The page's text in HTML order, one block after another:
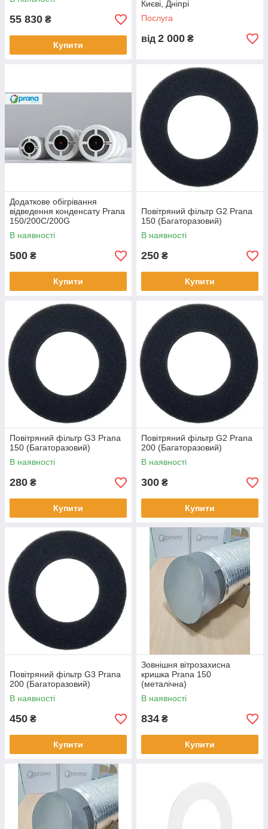
55 830 ₴
Купити
Києві, Дніпрі
Послуга
від 2 000 ₴
Додаткове обігрівання
відведення конденсату Prana
150/200С/200G
В наявності
500 ₴
Купити
Повітряний фільтр G2 Prana
150 (Багаторазовий)
В наявності
250 ₴
Купити
Повітряний фільтр G3 Prana
150 (Багаторазовий)
В наявності
280 ₴
Купити
Повітряний фільтр G2 Prana
200 (Багаторазовий)
В наявності
300 ₴
Купити
Повітряний фільтр G3 Prana
200 (Багаторазовий)
В наявності
450 ₴
Купити
Зовнішня вітрозахисна
кришка Prana 150
(металічна)
В наявності
834 ₴
Купити